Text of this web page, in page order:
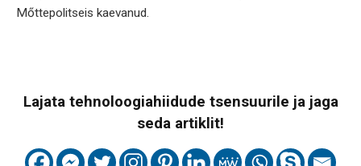
Mőttepolitseis kaevanud.
Lajata tehnoloogiahiidude tsensuurile ja jaga
seda artiklit!